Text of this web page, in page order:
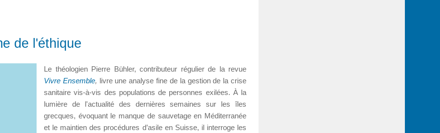
de l'éthique
Le théologien Pierre Bühler, contributeur régulier de la revue
Vivre Ensemble, livre une analyse fine de la gestion de la crise
sanitaire vis-à-vis des populations de personnes exilées. À la
lumière de l'actualité des dernières semaines sur les îles
grecques, évoquant le manque de sauvetage en Méditerranée
et le maintien des procédures d’asile en Suisse, il interroge les